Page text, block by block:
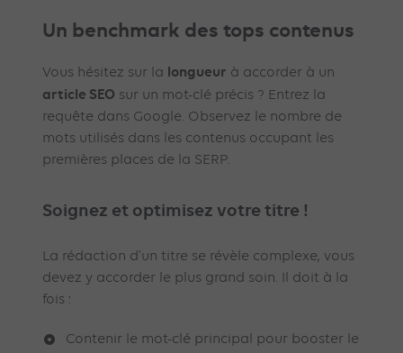
Un benchmark des tops contenus
Vous hésitez sur la longueur à accorder à un
article SEO sur un mot-clé précis ? Entrez la
requête dans Google. Observez le nombre de
mots utilisés dans les contenus occupant les
premières places de la SERP.
Soignez et optimisez votre titre !
La rédaction d’un titre se révèle complexe, vous
devez y accorder le plus grand soin. Il doit à la
fois :
Contenir le mot-clé principal pour booster le